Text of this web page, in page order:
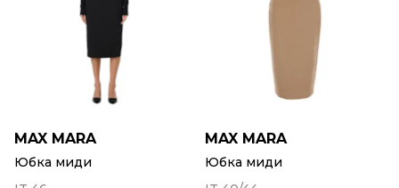
MAX MARA
Юбка миди
MAX MARA
Юбка миди